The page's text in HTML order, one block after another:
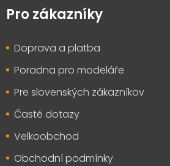
pPro zákazníky
Doprava a platba
Poradna pro modeláře
Pre slovenských zákazníkov
Časté dotazy
Velkoobchod
Obchodní podmínky